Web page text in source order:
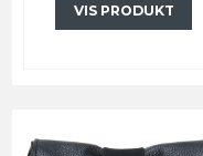
VIS PRODUKT